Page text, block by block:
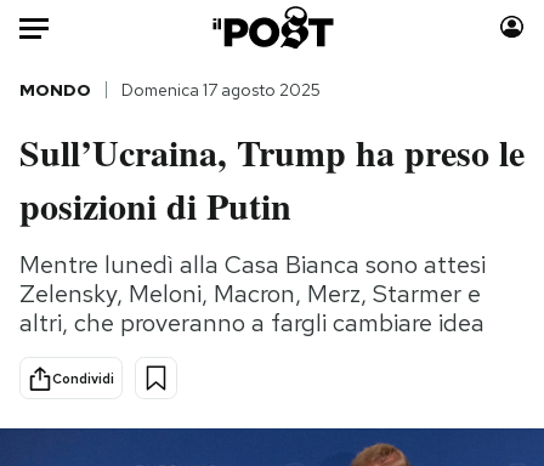
Auto
HOME
Italia
Politica
Tecnologia
Internet
Scienza
Consumismi
Storie/Idee
Ok Boomer!
Altrecose
MONDO Domenica 17 agosto 2025
Sull’Ucraina, Trump ha preso le
posizioni di Putin
Mentre lunedì alla Casa Bianca sono attesi
Zelensky, Meloni, Macron, Merz, Starmer e
altri, che proveranno a fargli cambiare idea
Condividi